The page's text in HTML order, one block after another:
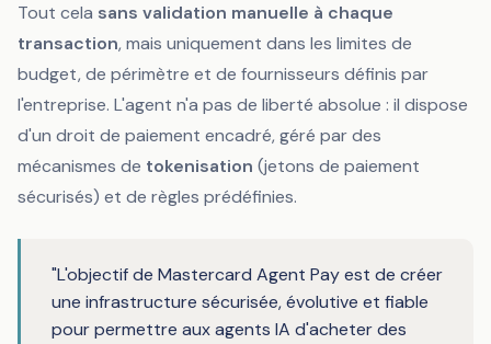
Tout cela sans validation manuelle à chaque
transaction, mais uniquement dans les limites de
budget, de périmètre et de fournisseurs définis par
l'entreprise. L'agent n'a pas de liberté absolue : il dispose
d'un droit de paiement encadré, géré par des
mécanismes de tokenisation (jetons de paiement
sécurisés) et de règles prédéfinies.
"L'objectif de Mastercard Agent Pay est de créer
une infrastructure sécurisée, évolutive et fiable
pour permettre aux agents IA d'acheter des